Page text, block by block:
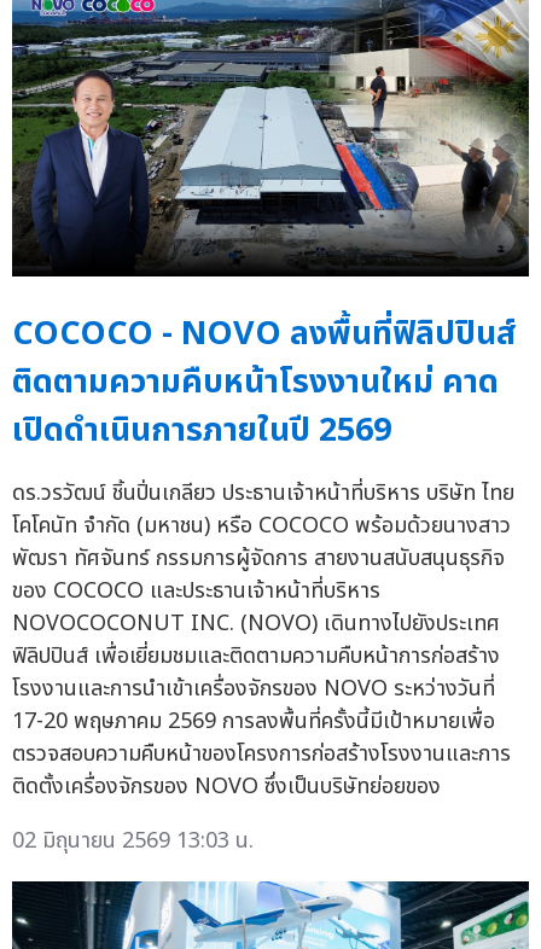
COCOCO - NOVO ลงพื้นที่ฟิลิปปินส์
ติดตามความคืบหน้าโรงงานใหม่ คาด
เปิดดำเนินการภายในปี 2569
ดร.วรวัฒน์ ชิ้นปิ่นเกลียว ประธานเจ้าหน้าที่บริหาร บริษัท ไทย
โคโคนัท จำกัด (มหาชน) หรือ COCOCO พร้อมด้วยนางสาว
พัฒรา ทัศจันทร์ กรรมการผู้จัดการ สายงานสนับสนุนธุรกิจ
ของ COCOCO และประธานเจ้าหน้าที่บริหาร
NOVOCOCONUT INC. (NOVO) เดินทางไปยังประเทศ
ฟิลิปปินส์ เพื่อเยี่ยมชมและติดตามความคืบหน้าการก่อสร้าง
โรงงานและการนำเข้าเครื่องจักรของ NOVO ระหว่างวันที่
17-20 พฤษภาคม 2569 การลงพื้นที่ครั้งนี้มีเป้าหมายเพื่อ
ตรวจสอบความคืบหน้าของโครงการก่อสร้างโรงงานและการ
ติดตั้งเครื่องจักรของ NOVO ซึ่งเป็นบริษัทย่อยของ
02 มิถุนายน 2569 13:03 น.